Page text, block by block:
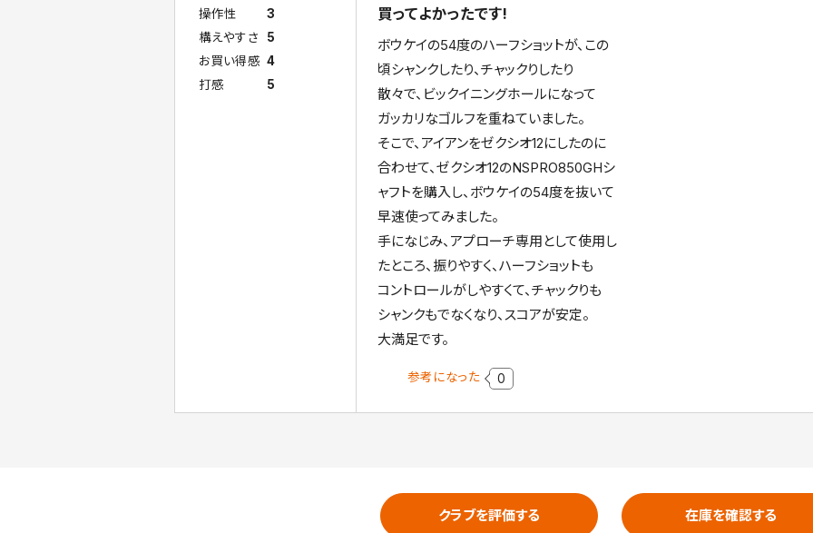
操作性
3
構えやすさ
5
お買い得感 4
打感
5
買ってよかったです!
ボウケイの54度のハーフショットが、この
頃シャンクしたり、チャックりしたり
散々で、ビックイニングホールになって
ガッカリなゴルフを重ねていました。
そこで、アイアンをゼクシオ12にしたのに
合わせて、ゼクシオ12のNSPRO850GHシ
ャフトを購入し、ボウケイの54度を抜いて
早速使ってみました。
手になじみ、アプローチ専用として使用し
たところ、振りやすく、ハーフショットも
コントロールがしやすくて、チャックりも
シャンクもでなくなり、スコアが安定。
大満足です。
参考になった 0
クラブを評価する 在庫を確認する